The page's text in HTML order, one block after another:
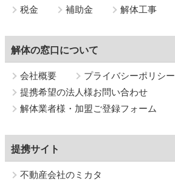
税金
補助金 解体工事
解体の窓口について
会社概要
プライバシーポリシー
提携希望の法人様お問い合わせ
解体業者様・加盟ご登録フォーム
提携サイト
不動産会社のミカタ